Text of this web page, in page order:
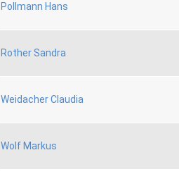
Pollmann Hans
Rother Sandra
Weidacher Claudia
Wolf Markus